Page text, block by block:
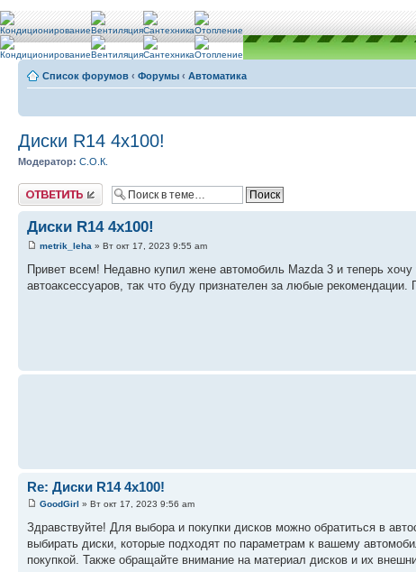
Список форумов ‹ Форумы ‹ Автоматика
Диски R14 4x100!
Модератор: С.О.К.
Ответить
Диски R14 4x100!
metrik_leha » Вт окт 17, 2023 9:55 am
Привет всем! Недавно купил жене автомобиль Mazda 3 и теперь
автоаксессуаров, так что буду признателен за любые
Re: Диски R14 4x100!
GoodGirl » Вт окт 17, 2023 9:56 am
Здравствуйте! Для выбора и покупки дисков можно обратиться в
выбирать диски, которые подходят по параметрам к вашему
покупкой. Также обращайте внимание на материал дисков и их